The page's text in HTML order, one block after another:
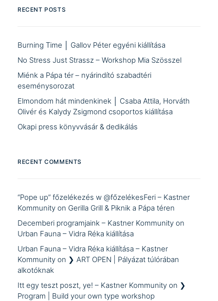
RECENT POSTS
Burning Time │ Gallov Péter egyéni kiállítása
No Stress Just Strassz – Workshop Mia Szösszel
Miénk a Pápa tér – nyárindító szabadtéri
eseménysorozat
Elmondom hát mindenkinek │ Csaba Attila, Horváth
Olivér és Kalydy Zsigmond csoportos kiállítása
Okapi press könyvvásár & dedikálás
RECENT COMMENTS
“Pope up” főzelékezés w @főzelékesFeri – Kastner
Kommunity on Gerilla Grill & Piknik a Pápa téren
Decemberi programjaink – Kastner Kommunity on
Urban Fauna – Vidra Réka kiállítása
Urban Fauna – Vidra Réka kiállítása – Kastner
Kommunity on ❯ ART OPEN | Pályázat túlórában
alkotóknak
Itt egy teszt poszt, ye! – Kastner Kommunity on ❯
Program | Build your own type workshop